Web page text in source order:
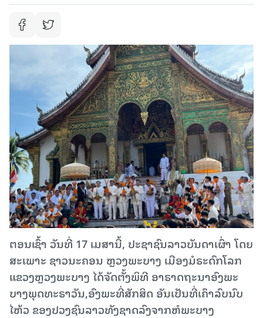
ຕອນເຊົ້າ ວັນທີ່ 17 ເມສານີ້, ປະຊາຊົນລາວບັນດາເຜົ່າ ໂດຍ
ສະເພາະ ຊາວນະຄອນ ຫຼວງພະບາງ ເມືອງມໍຣະດົກໂລກ
ແຂວງຫຼວງພະບາງ ໄດ້ຈັດຕັ້ງພິທີ ອາຣາດຖະນາອົງພະ
ບາງພຸດທະຣາວັນ,ອົງພະທີ່ສັກສິດ ອັນເປັນທີ່ເຄົາລົບນົບ
ໄຫ້ວ ຂອງປວງຊົນລາວທັງຊາດລົງຈາກຫໍພະບາງ